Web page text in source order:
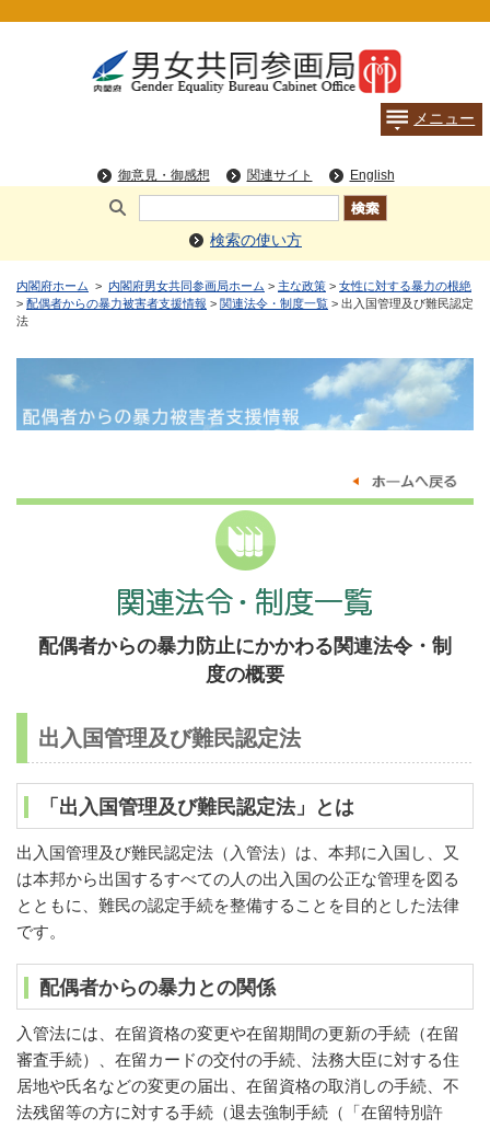
検索の使い方
内閣府ホーム > 内閣府男女共同参画局ホーム > 主な政策 > 女性に対する暴力の根絶
> 配偶者からの暴力被害者支援情報 > 関連法令・制度一覧 > 出入国管理及び難民認定
法
配偶者からの暴力防止にかかわる関連法令・制
度の概要
出入国管理及び難民認定法
「出入国管理及び難民認定法」とは
出入国管理及び難民認定法（入管法）は、本邦に入国し、又
は本邦から出国するすべての人の出入国の公正な管理を図る
とともに、難民の認定手続を整備することを目的とした法律
です。
配偶者からの暴力との関係
入管法には、在留資格の変更や在留期間の更新の手続（在留
審査手続）、在留カードの交付の手続、法務大臣に対する住
居地や氏名などの変更の届出、在留資格の取消しの手続、不
法残留等の方に対する手続（退去強制手続（「在留特別許